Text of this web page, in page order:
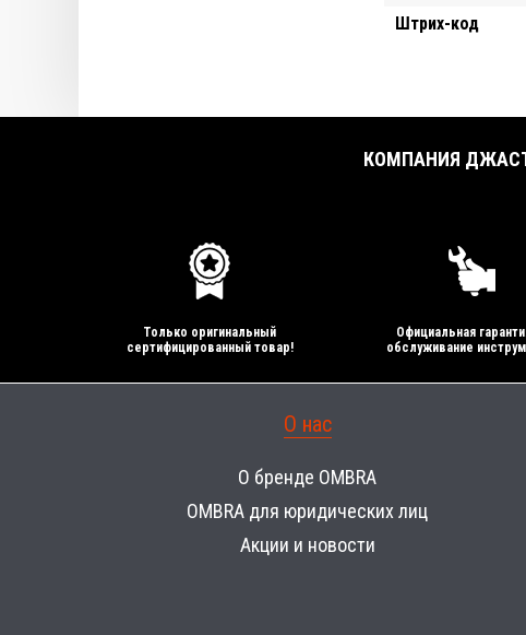
Штрих-код
КОМПАНИЯ
Только оригинальный
сертифицированный товар!
Официальная
обслуживание
О нас
О бренде OMBRA
OMBRA для юридических лиц
Акции и новости